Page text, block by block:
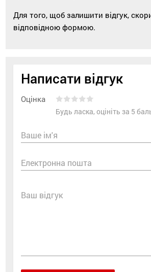
Для того, щоб залишити відгук,
відповідною формою.
Написати відгук
Оцінка
Будь ласка, оцініть за 5
Ваше ім'я
Електронна пошта
Ваш відгук